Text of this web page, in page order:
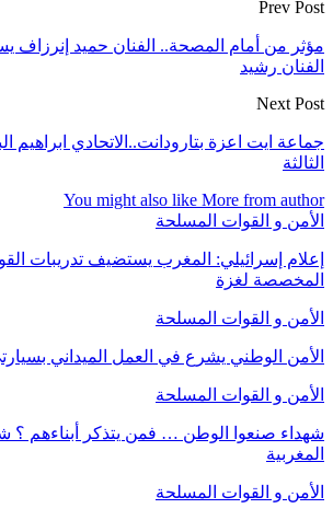
Prev Post
مؤثر من أمام المصحة.. الفنان حميد إنرزاف
الفنان رشيد
Next Post
جماعة ايت اعزة بتارودانت..الاتحادي ابراهيم
الثالثة
You might also like More from author
الأمن و القوات المسلحة
إعلام إسرائيلي: المغرب يستضيف تدريبات
المخصصة لغزة
الأمن و القوات المسلحة
الأمن الوطني يشرع في العمل الميداني
الأمن و القوات المسلحة
شهداء صنعوا الوطن … فمن يتذكر أبناءهم ؟
المغربية
الأمن و القوات المسلحة